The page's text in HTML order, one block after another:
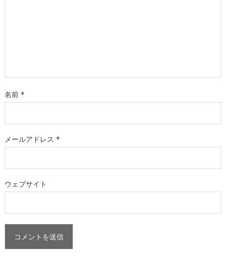
名前 *
メールアドレス *
ウェブサイト